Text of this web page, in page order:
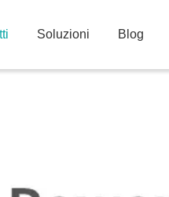
Soluzioni Blog